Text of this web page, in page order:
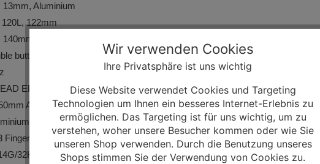
13mm, Aluminium
122mm
Aluminium
butted Aluminium, 20mm rise
ERGOLINE
Aluminium
Finger
32H, schwarz, QR
Wir verwenden Cookies
Ihre Privatsphäre ist uns wichtig
Diese Website verwendet Cookies und Targeting
Technologien um Ihnen ein besseres Internet-Erlebnis zu
ermöglichen. Das Targeting ist für uns wichtig, um zu
verstehen, woher unsere Besucher kommen oder wie Sie
unseren Shop verwenden. Durch die Benutzung unseres
Shops stimmen Sie der Verwendung von Cookies zu.